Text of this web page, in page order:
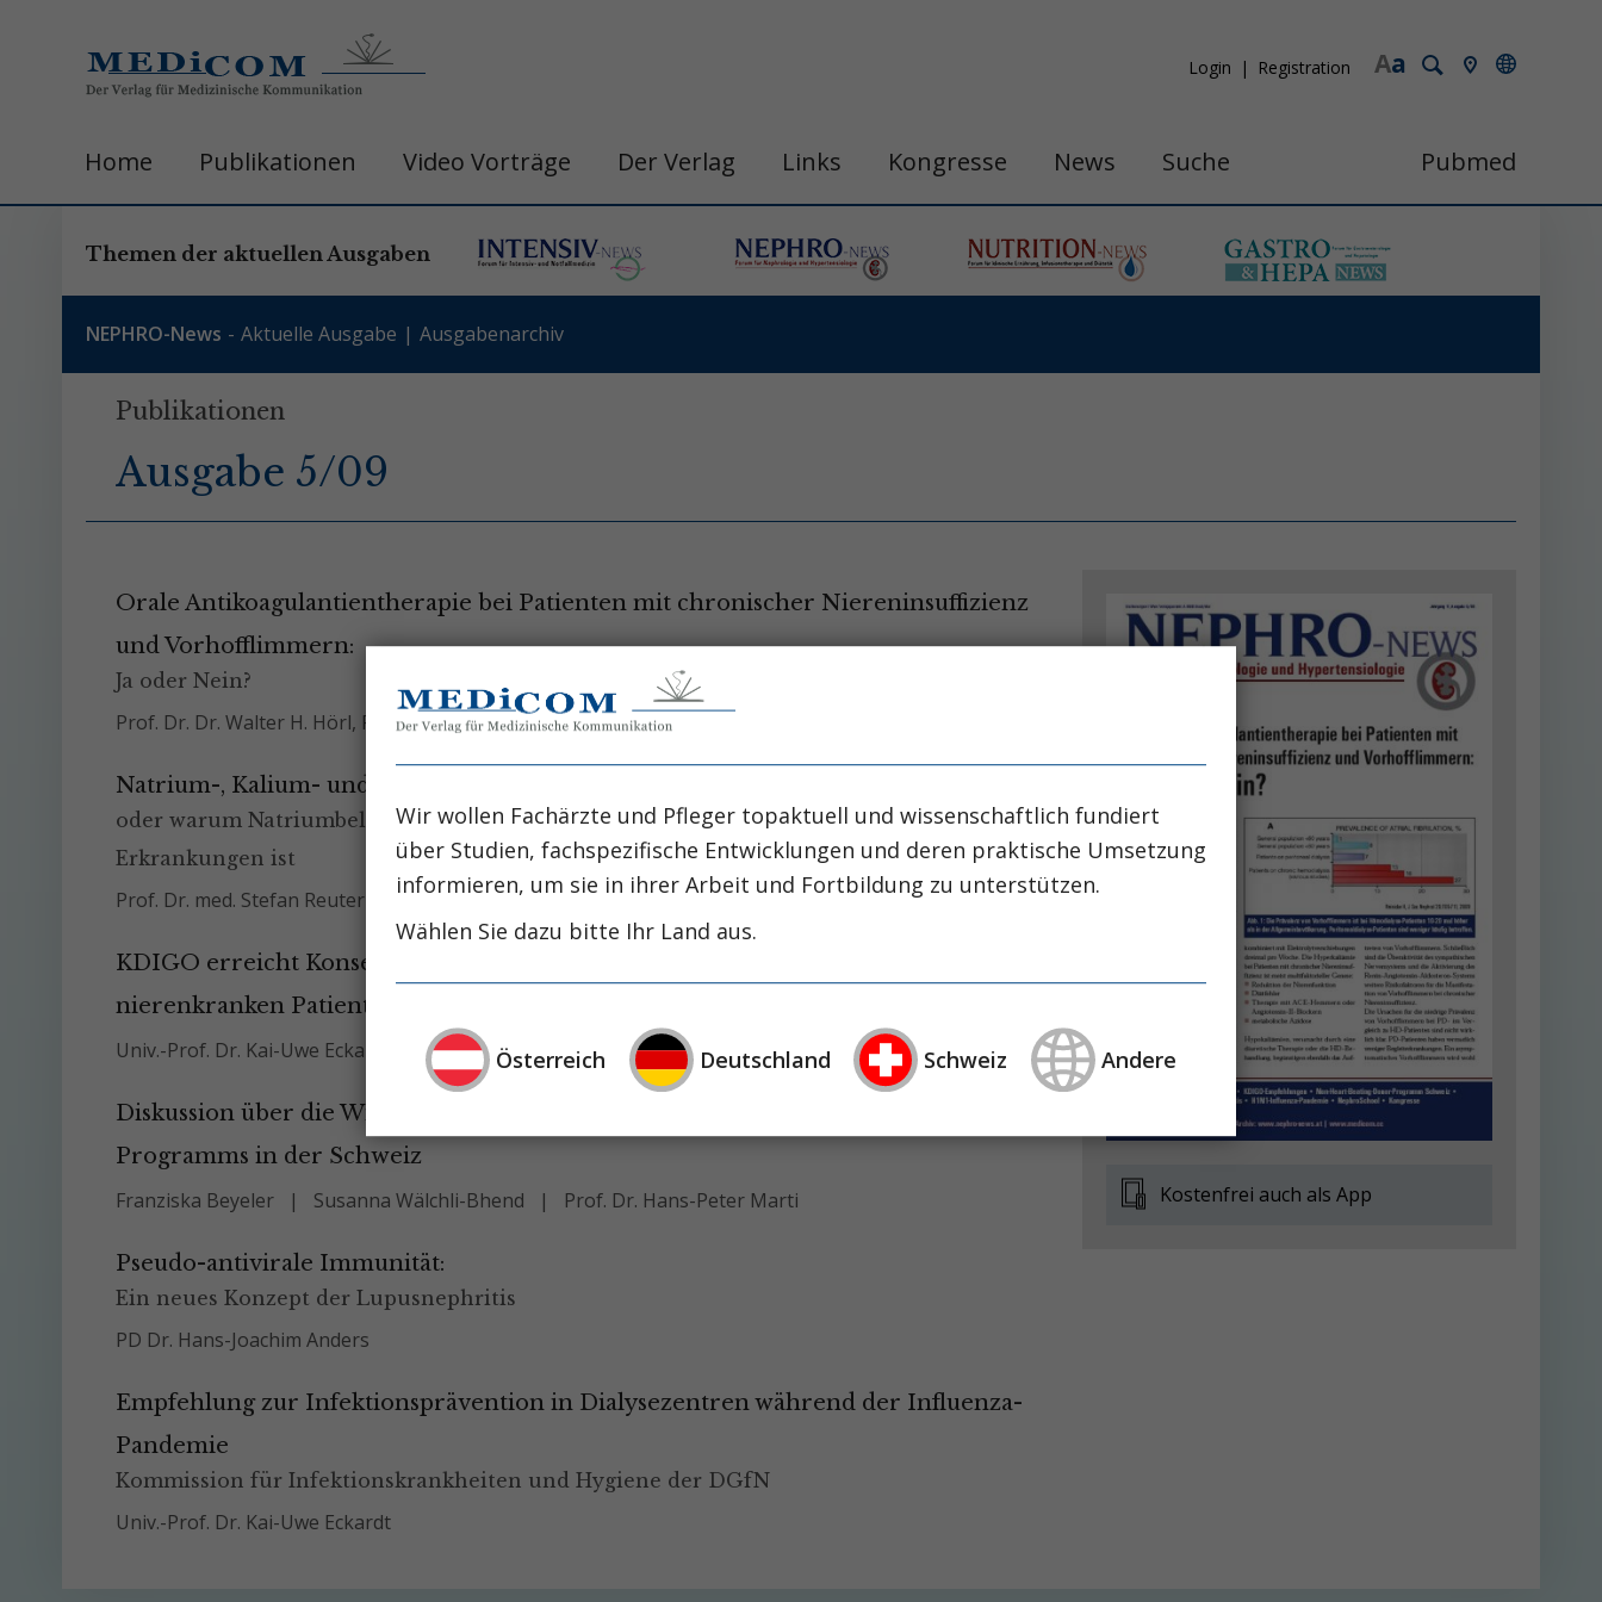
a
A
Login Registration
Home Publikationen Video Vorträge Der Verlag Links Kongresse News Suche Pubmed
Themen der aktuellen Ausgaben
NEPHRO-News Aktuelle Ausgabe Ausgabenarchiv
Publikationen
Ausgabe 5/09
Kostenfrei auch als App
Orale Antikoagulantientherapie bei Patienten mit chronischer Niereninsuffizienz
und Vorhofflimmern:
Ja oder Nein?
Prof. Dr. Dr. Walter H. Hörl, FRCP
Natrium-, Kalium- und Aldosteroneffekte auf das Endothel -
oder warum Natriumbelastung ein vermeidbarer Risikofaktor kardiovaskulärer
Erkrankungen ist
Prof. Dr. med. Stefan Reuter Prof. Dr. Hermann-Joseph Pavenstädt PD Dr. Eckhart Büssemaker
KDIGO erreicht Konsens über neue Stadieneinteilung bei chronisch
nierenkranken Patienten
Univ.-Prof. Dr. Kai-Uwe Eckardt
Diskussion über die Wiedereinführung des Non-Heart-Beating-Donor-
Programms in der Schweiz
Franziska Beyeler
Susanna Wälchli-Bhend Prof. Dr. Hans-Peter Marti
Pseudo-antivirale Immunität:
Ein neues Konzept der Lupusnephritis
PD Dr. Hans-Joachim Anders
Empfehlung zur Infektionsprävention in Dialysezentren während der Influenza-
Pandemie
Kommission für Infektionskrankheiten und Hygiene der DGfN
Univ.-Prof. Dr. Kai-Uwe Eckardt
Wir wollen Fachärzte und Pfleger topaktuell und wissenschaftlich fundiert
über Studien, fachspezifische Entwicklungen und deren praktische Umsetzung
informieren, um sie in ihrer Arbeit und Fortbildung zu unterstützen.
Wählen Sie dazu bitte Ihr Land aus.
Österreich Deutschland Schweiz Andere